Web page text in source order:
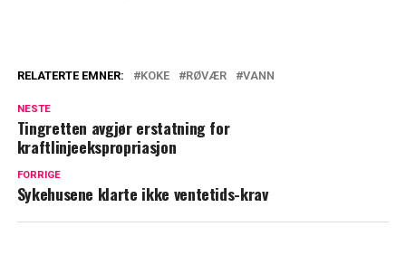
RELATERTE EMNER: KOKE RØVÆR VANN
NESTE
Tingretten avgjør erstatning for
kraftlinjeekspropriasjon
FORRIGE
Sykehusene klarte ikke ventetids-krav